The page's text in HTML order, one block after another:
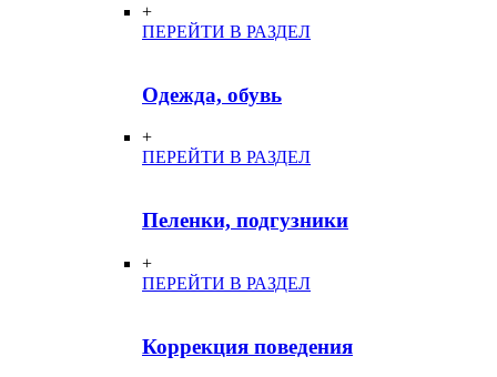
+
ПЕРЕЙТИ В РАЗДЕЛ
Одежда, обувь
+
ПЕРЕЙТИ В РАЗДЕЛ
Пеленки, подгузники
+
ПЕРЕЙТИ В РАЗДЕЛ
Коррекция поведения